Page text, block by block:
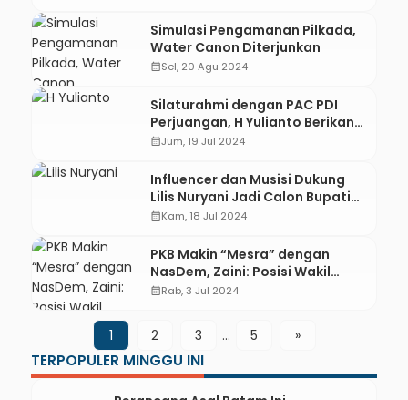
Simulasi Pengamanan Pilkada,
Water Canon Diterjunkan
calendar_monthSel, 20 Agu 2024
Silaturahmi dengan PAC PDI
Perjuangan, H Yulianto Berikan
Voucher Umroh Gratis
calendar_monthJum, 19 Jul 2024
Influencer dan Musisi Dukung
Lilis Nuryani Jadi Calon Bupati
Kebumen, Sampaikan Aspirasi
calendar_monthKam, 18 Jul 2024
PKB Makin “Mesra” dengan
NasDem, Zaini: Posisi Wakil
Bupati Tak Masalah
calendar_monthRab, 3 Jul 2024
1 2 3 … 5 »
TERPOPULER MINGGU INI